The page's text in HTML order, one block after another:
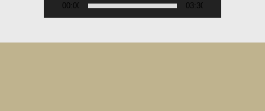
00:00 03:30